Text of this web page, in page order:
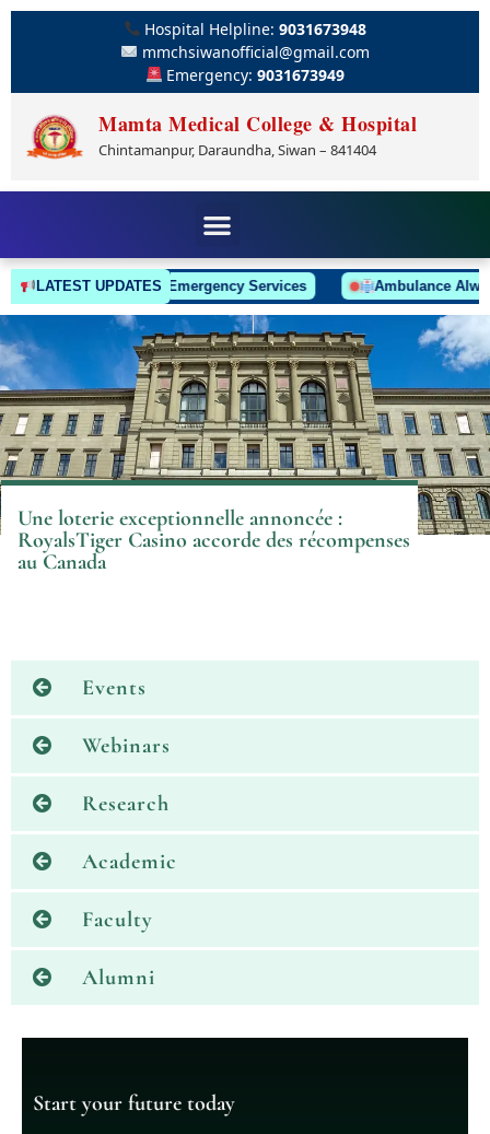
Hospital Helpline:9031673948
mmchsiwanofficial@gmail.com
Emergency:9031673949
Mamta Medical College & Hospital
Chintamanpur, Daraundha, Siwan – 841404
LATEST UPDATES
24/7 Emergency Services Ambulance Always On
Une loterie exceptionnelle annoncée :
RoyalsTiger Casino accorde des récompenses
au Canada
Events
Webinars
Research
Academic
Faculty
Alumni
Start your future today